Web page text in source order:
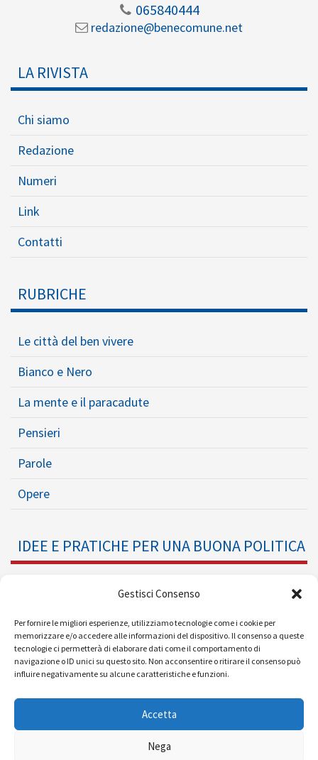
Gestisci Consenso
Per fornire le migliori esperienze, utilizziamo tecnologie come i cookie per
memorizzare e/o accedere alle informazioni del dispositivo. Il consenso a queste
tecnologie ci permetterà di elaborare dati come il comportamento di
navigazione o ID unici su questo sito. Non acconsentire o ritirare il consenso può
influire negativamente su alcune caratteristiche e funzioni.
Accetta
Nega
065840444
redazione@benecomune.net
LA RIVISTA
Chi siamo
Redazione
Numeri
Link
Contatti
RUBRICHE
Le città del ben vivere
Bianco e Nero
La mente e il paracadute
Pensieri
Parole
Opere
IDEE E PRATICHE PER UNA BUONA POLITICA
Formazione Politica
Eventi